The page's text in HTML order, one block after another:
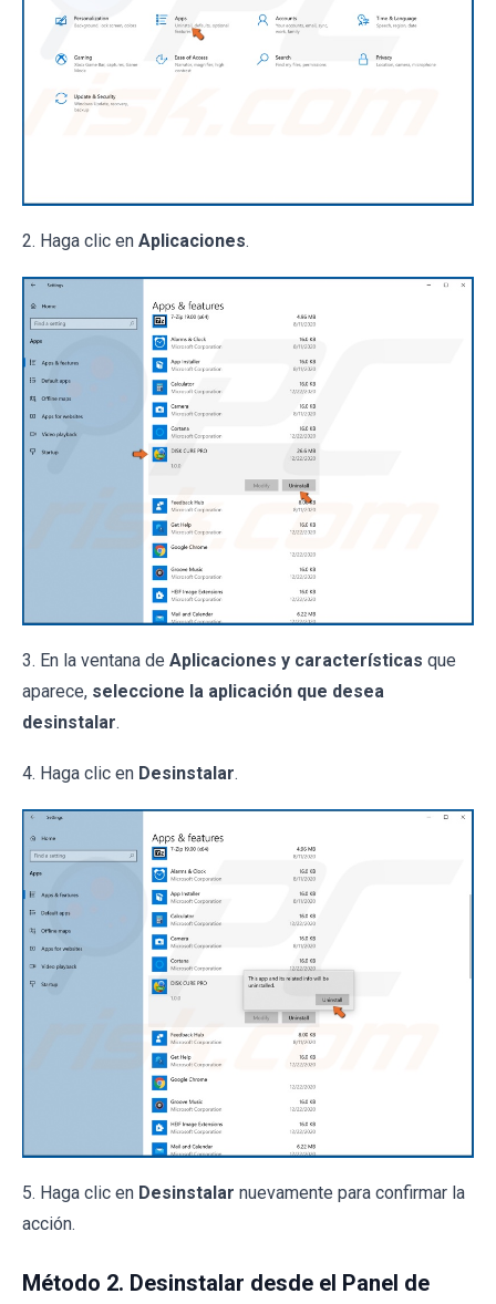
2. Haga clic en Aplicaciones.
3. En la ventana de Aplicaciones y características que
aparece, seleccione la aplicación que desea
desinstalar.
4. Haga clic en Desinstalar.
5. Haga clic en Desinstalar nuevamente para confirmar la
acción.
Método 2. Desinstalar desde el Panel de